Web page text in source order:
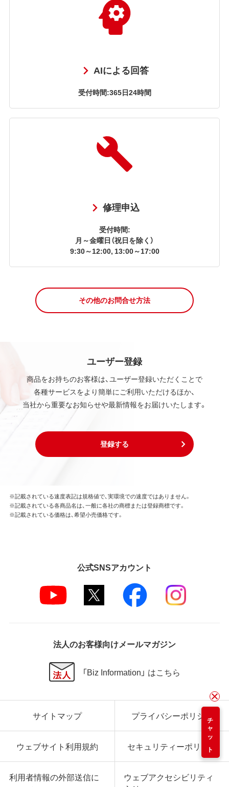
AIによる回答
受付時間:365日24時間
修理申込
受付時間:
月～金曜日（祝日を除く）
9:30～12:00, 13:00～17:00
その他のお問合せ方法
ユーザー登録
商品をお持ちのお客様は、ユーザー登録いただくことで
各種サービスをより簡単にご利用いただけるほか、
当社から重要なお知らせや最新情報をお届けいたします。
登録する
チャット
※記載されている速度表記は規格値で、実環境での速度ではありません。
※記載されている各商品名は、一般に各社の商標または登録商標です。
※記載されている価格は、希望小売価格です。
公式SNSアカウント
法人のお客様向けメールマガジン
「Biz Information」 はこちら
サイトマップ プライバシーポリシー
ウェブサイト利用規約 セキュリティーポリシー
利用者情報の外部送信に
ウェブアクセシビリティ